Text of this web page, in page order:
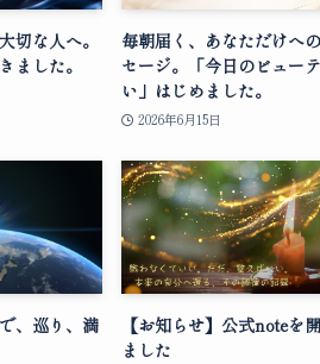
切な人へ。
ました。
毎朝届く、あなただけへ
セージ。「今日のビュー
い」はじめました。
2026年6月15日
、巡り、満
【お知らせ】公式noteを
ました